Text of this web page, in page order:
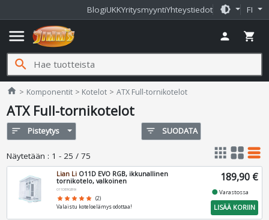
BlogiUKKYritysmyyntiYhteystiedot brightness_medium FI
menu person shopping_cart
search
home Jimms.fi
Komponentit Kotelot ATX Full-tornikotelot
ATX Full-tornikotelot
sort Pisteytys filter_list SUODATA
Näytetään : 1 - 25 / 75 apps grid_view table_rows
Lian Li O11D EVO RGB, ikkunallinen
tornikotelo, valkoinen
O11DERGBW
star star star star star (2)
Valaistu koteloelämys odottaa!
189,90 €
fiber_manual_recordVarastossa
LISÄÄ KORIIN